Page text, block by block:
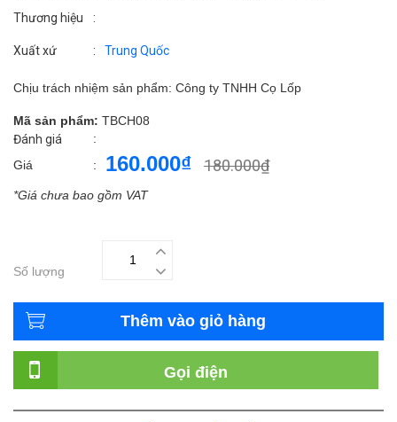
Thương hiệu :
Xuất xứ : Trung Quốc
Chịu trách nhiệm sản phẩm: Công ty TNHH Cọ Lốp
Mã sản phẩm: TBCH08
Đánh giá
:
Giá
: 160.000₫ 180.000₫
*Giá chưa bao gồm VAT
Số lượng
Thêm vào giỏ hàng
Gọi điện